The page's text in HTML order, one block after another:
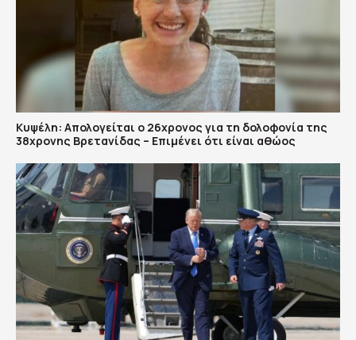
Κυψέλη: Απολογείται ο 26χρονος για τη δολοφονία της
38χρονης Βρετανίδας – Επιμένει ότι είναι αθώος